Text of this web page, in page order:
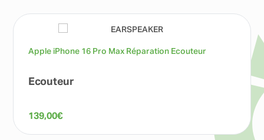
Apple iPhone 16 Pro Max Réparation Ecouteur
Ecouteur
139,00€